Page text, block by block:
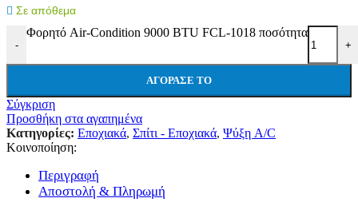
Σε απόθεμα
-
Φορητό Air-Condition 9000 BTU FCL-1018 ποσότητα
+
ΑΓΌΡΑΣΕ ΤΟ
Σύγκριση
Προσθήκη στα αγαπημένα
Κατηγορίες: Εποχιακά, Σπίτι - Εποχιακά, Ψύξη A/C
Κοινοποίηση:
Περιγραφή
Αποστολή & Πληρωμή